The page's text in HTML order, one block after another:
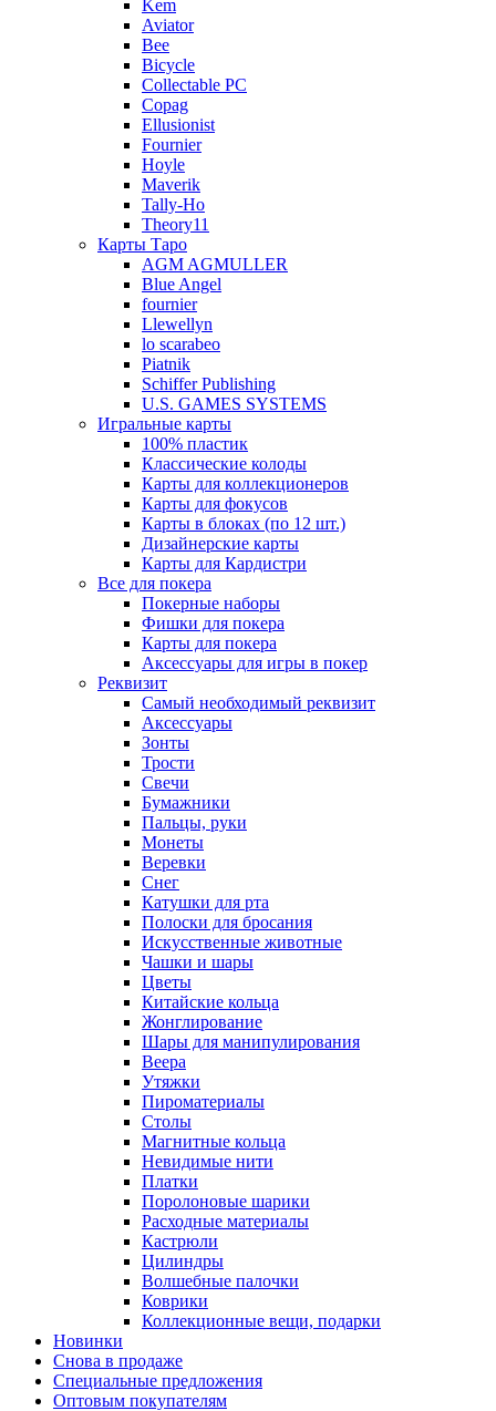
Kem
Aviator
Bee
Bicycle
Collectable PC
Copag
Ellusionist
Fournier
Hoyle
Maverik
Tally-Ho
Theory11
Карты Таро
AGM AGMULLER
Blue Angel
fournier
Llewellyn
lo scarabeo
Piatnik
Schiffer Publishing
U.S. GAMES SYSTEMS
Игральные карты
100% пластик
Классические колоды
Карты для коллекционеров
Карты для фокусов
Карты в блоках (по 12 шт.)
Дизайнерские карты
Карты для Кардистри
Все для покера
Покерные наборы
Фишки для покера
Карты для покера
Аксессуары для игры в покер
Реквизит
Самый необходимый реквизит
Аксессуары
Зонты
Трости
Свечи
Бумажники
Пальцы, руки
Монеты
Веревки
Снег
Катушки для рта
Полоски для бросания
Искусственные животные
Чашки и шары
Цветы
Китайские кольца
Жонглирование
Шары для манипулирования
Веера
Утяжки
Пироматериалы
Столы
Магнитные кольца
Невидимые нити
Платки
Поролоновые шарики
Расходные материалы
Кастрюли
Цилиндры
Волшебные палочки
Коврики
Коллекционные вещи, подарки
Новинки
Снова в продаже
Специальные предложения
Оптовым покупателям